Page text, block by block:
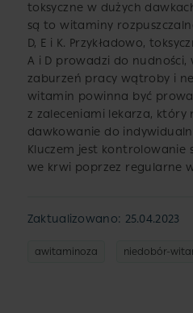
toksyczne w dużych
są to witaminy
D, E i K. Przykładowo,
A i D prowadzi do nudności,
zaburzeń pracy wątroby i
witamin powinna być
z zaleceniami lekarza, który
dawkowanie do
Kluczem jest kontrolowanie
we krwi poprzez regularne
Zaktualizowano: 25.04.2023
awitaminoza niedobór-